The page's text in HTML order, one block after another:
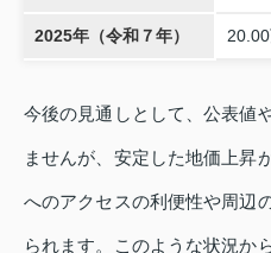
2025年（令和７年）
今後の見通しとして、公表値
ませんが、安定した地価上昇
へのアクセスの利便性や周辺
られます。このような状況か